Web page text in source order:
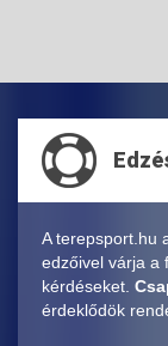
A terepsport.hu
edzőivel várja a
kérdéseket.
érdeklődök